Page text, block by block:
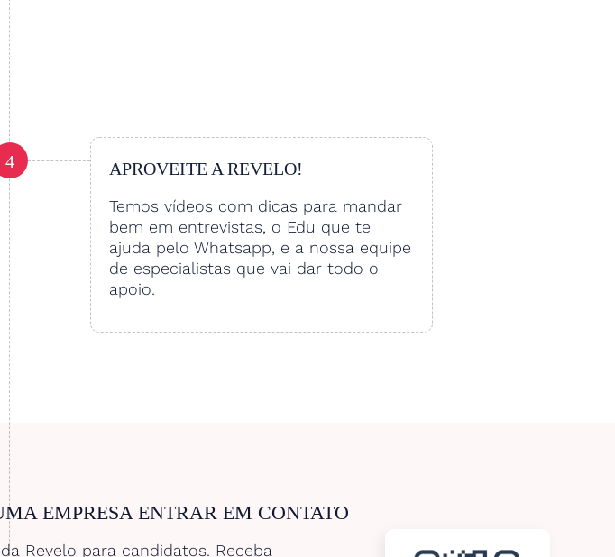
4 APROVEITE A REVELO!
Temos vídeos com dicas para mandar
bem em entrevistas, o Edu que te
ajuda pelo Whatsapp, e a nossa equipe
de especialistas que vai dar todo o
apoio.
EMPRESA ENTRAR EM CONTATO
Revelo para candidatos. Receba